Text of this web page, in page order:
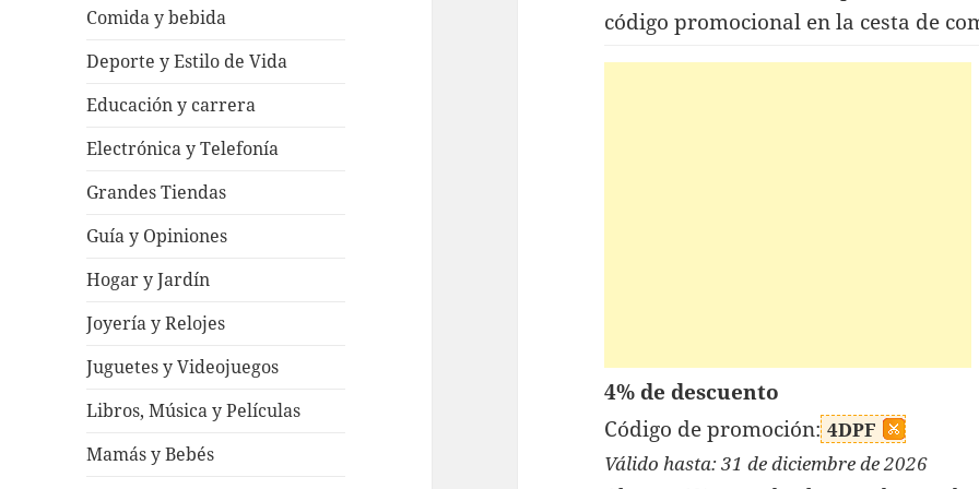
Comida y bebida
Deporte y Estilo de Vida
Educación y carrera
Electrónica y Telefonía
Grandes Tiendas
Guía y Opiniones
Hogar y Jardín
Joyería y Relojes
Juguetes y Videojuegos
Libros, Música y Películas
Mamás y Bebés
código promocional en la cesta de
4% de descuento
Código de promoción: 4DPF
Válido hasta: 31 de diciembre de 2026